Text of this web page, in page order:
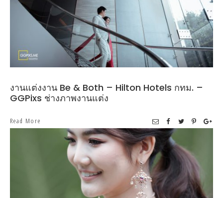
งานแต่งงาน Be & Both – Hilton Hotels กทม. –
GGPixs ช่างภาพงานแต่ง
Read More